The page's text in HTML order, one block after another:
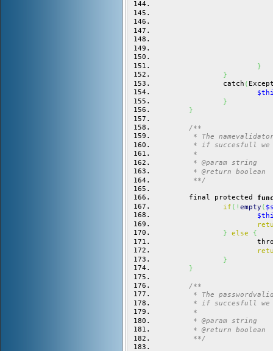
}
}
		catch
(
}
}
/**
* The
* if succesfull
	 *
	 * @param string
	 * @return boolean
	 **/
	final protected
if ( ! empty (
}
else
{
}
}
/**
* The
* if succesfull
	 *
	 * @param string
	 * @return boolean
	 **/